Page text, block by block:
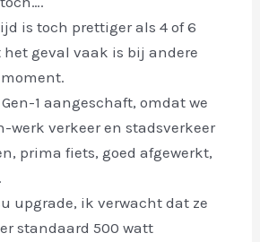
is toch prettiger als 4 of 6
geval vaak is bij andere
1 aangeschaft, omdat we
werk verkeer en stadsverkeer
prima fiets, goed afgewerkt,
upgrade, ik verwacht dat ze
standaard 500 watt